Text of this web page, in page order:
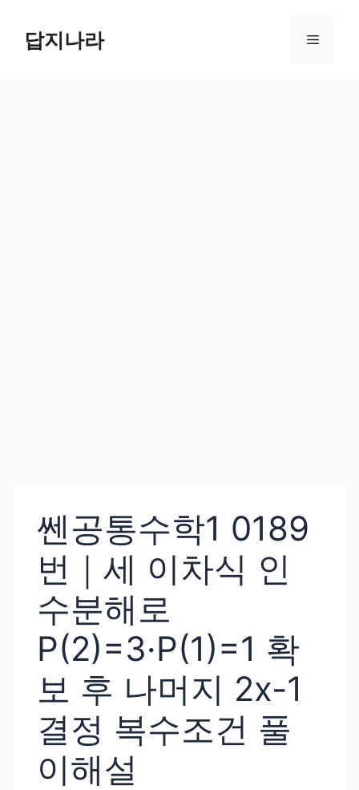
답지나라 메
쎈공통수학1 0189
번｜세 이차식 인
수분해로
P(2)=3·P(1)=1 확
보 후 나머지 2x-1
결정 복수조건 풀
이해설